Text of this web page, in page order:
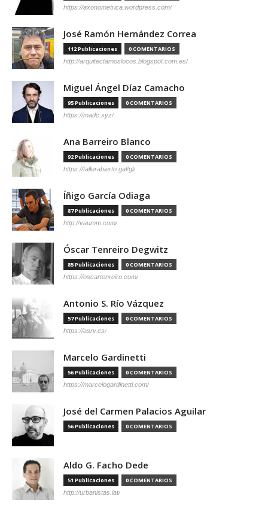
https://axonometrica.wordpress.com/
José Ramón Hernández Correa
112 Publicaciones 0 COMENTARIOS
http://arquitectamoslocos.blogspot.com.es/
Miguel Ángel Díaz Camacho
95 Publicaciones 0 COMENTARIOS
https://madc.xyz/
Ana Barreiro Blanco
92 Publicaciones 0 COMENTARIOS
https://tallerabierto.gal/gl/
Íñigo García Odiaga
87 Publicaciones 0 COMENTARIOS
http://vaumm.com/
Óscar Tenreiro Degwitz
85 Publicaciones 0 COMENTARIOS
https://oscartenreiro.com/
Antonio S. Río Vázquez
57 Publicaciones 0 COMENTARIOS
https://asrv.es/
Marcelo Gardinetti
56 Publicaciones 0 COMENTARIOS
https://marcelogardinetti.com/
José del Carmen Palacios Aguilar
56 Publicaciones 0 COMENTARIOS
Aldo G. Facho Dede
51 Publicaciones 0 COMENTARIOS
http://urbanistas.lat/